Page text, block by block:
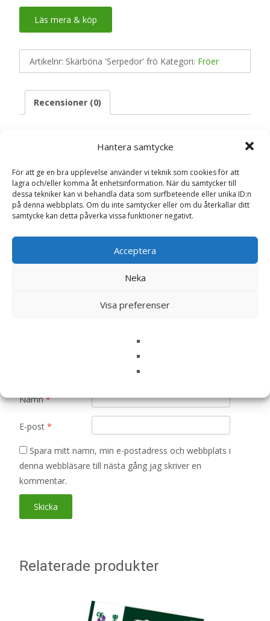
Hantera samtycke
För att ge en bra upplevelse använder vi teknik som cookies för att
lagra och/eller komma åt enhetsinformation. När du samtycker till
dessa tekniker kan vi behandla data som surfbeteende eller unika ID:n
på denna webbplats. Om du inte samtycker eller om du återkallar ditt
samtycke kan detta påverka vissa funktioner negativt.
Acceptera
Neka
Visa preferenser
Läs mera & köp
Artikelnr: Skärböna 'Serpedor' frö Kategori: Fröer
Recensioner (0)
Recensioner
Det finns inga recensioner än.
Bli först med att recensera ”Skärböna
Namn*
E-post *
Spara mitt namn, min e-postadress och webbplats i
denna webbläsare till nästa gång jag skriver en
kommentar.
Relaterade produkter